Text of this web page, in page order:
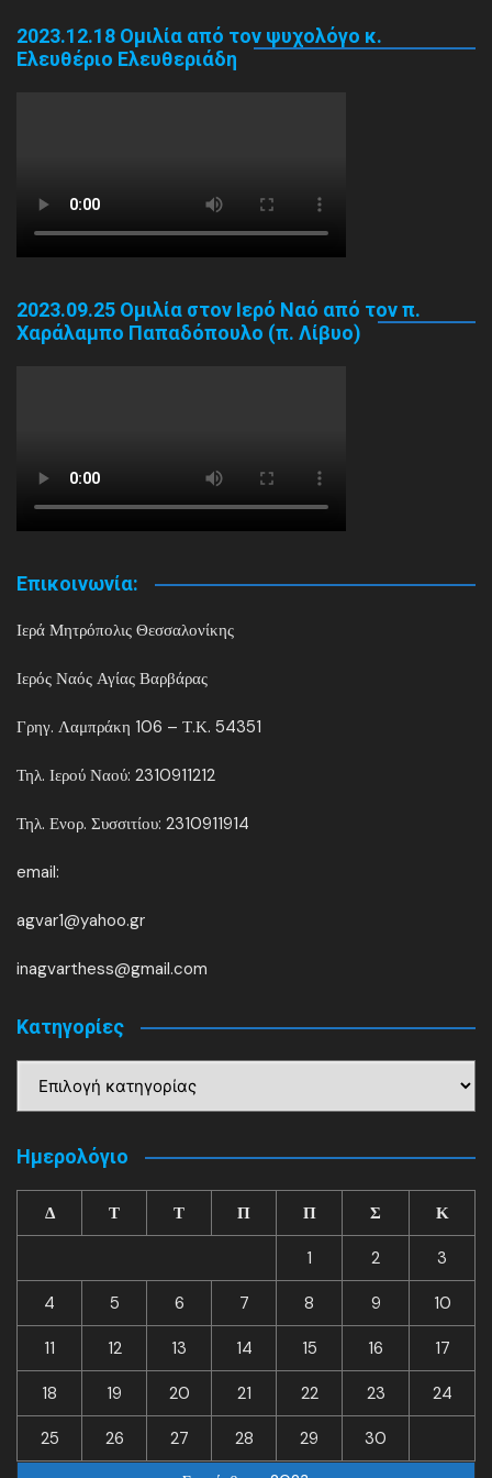
2023.12.18 Ομιλία από τον ψυχολόγο κ.
Ελευθέριο Ελευθεριάδη
2023.09.25 Ομιλία στον Ιερό Ναό από τον π.
Χαράλαμπο Παπαδόπουλο (π. Λίβυο)
Επικοινωνία:
Ιερά Μητρόπολις Θεσσαλονίκης
Ιερός Ναός Αγίας Βαρβάρας
Γρηγ. Λαμπράκη 106 – Τ.Κ. 54351
Τηλ. Ιερού Ναού: 2310911212
Τηλ. Ενορ. Συσσιτίου: 2310911914
email:
agvar1@yahoo.gr
inagvarthess@gmail.com
Kατηγορίες
Ημερολόγιο
Δ Τ Τ Π Π Σ Κ
1 2 3
4 5 6 7 8 9 10
11 12 13 14 15 16 17
18 19 20 21 22 23 24
25 26 27 28 29 30